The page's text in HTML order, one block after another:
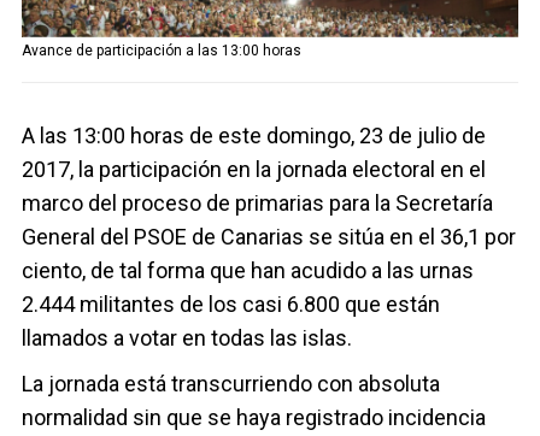
Avance de participación a las 13:00 horas
A las 13:00 horas de este domingo, 23 de julio de
2017, la participación en la jornada electoral en el
marco del proceso de primarias para la Secretaría
General del PSOE de Canarias se sitúa en el 36,1 por
ciento, de tal forma que han acudido a las urnas
2.444 militantes de los casi 6.800 que están
llamados a votar en todas las islas.
La jornada está transcurriendo con absoluta
normalidad sin que se haya registrado incidencia